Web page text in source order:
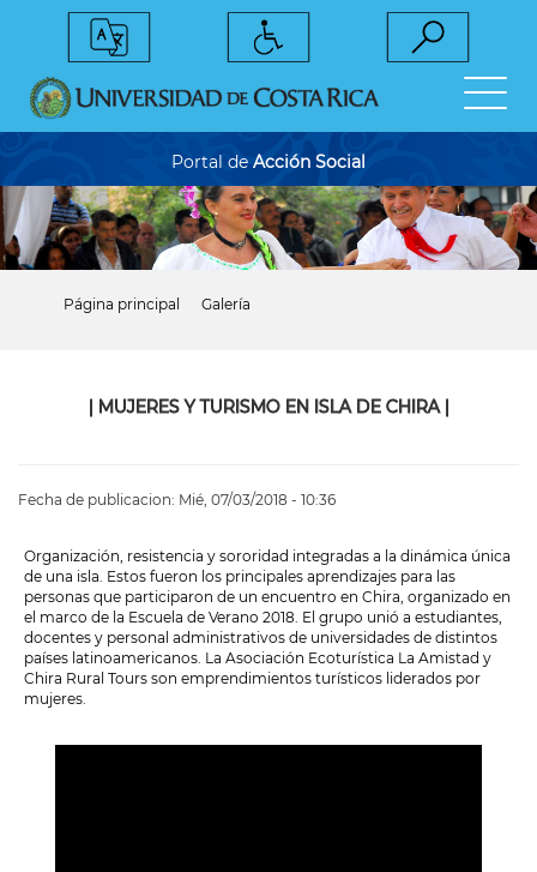
Portal de Acción Social
Página principal Galería
MUJERES Y TURISMO EN ISLA DE CHIRA|
Fecha de publicacion: Mié, 07/03/2018 - 10:36
Organización, resistencia y sororidad integradas a la dinámica única
de una isla. Estos fueron los principales aprendizajes para las
personas que participaron de un encuentro en Chira, organizado en
el marco de la Escuela de Verano 2018. El grupo unió a estudiantes,
docentes y personal administrativos de universidades de distintos
países latinoamericanos. La Asociación Ecoturística La Amistad y
Chira Rural Tours son emprendimientos turísticos liderados por
mujeres.